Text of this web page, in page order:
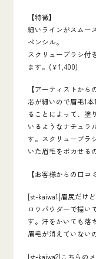
【特徴】
細いラインがスムー
ペンシル。
スクリューブラシ付
ます。(￥1,400)
【アーティストから
芯が細いので眉毛1
ることによって、塗
いるようなナチュラ
す。スクリューブラ
いた眉毛をボカせる
【お客様からの口コ
[st-kaiwa1]眉尻だけ
ロウパウダーで描い
す。汗をかいても落
眉毛が消えていない
[st-kaiwa2]こちらの